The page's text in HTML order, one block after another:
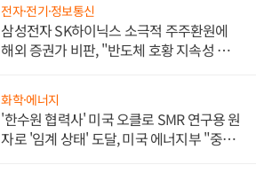
전자·전기·정보통신
삼성전자 SK하이닉스 소극적 주주환원에
해외 증권가 비판, "반도체 호황 지속성 의
화학·에너지
'한수원 협력사' 미국 오클로 SMR 연구용 원
자로 '임계 상태' 도달, 미국 에너지부 "중요